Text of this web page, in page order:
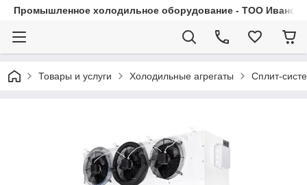
Промышленное холодильное оборудование - ТОО
Товары и услуги Холодильные агрегаты Сплит-